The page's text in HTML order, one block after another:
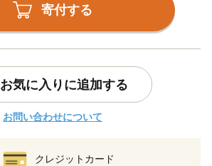
寄付する
お気に入りに追加する
お問い合わせについて
クレジットカード